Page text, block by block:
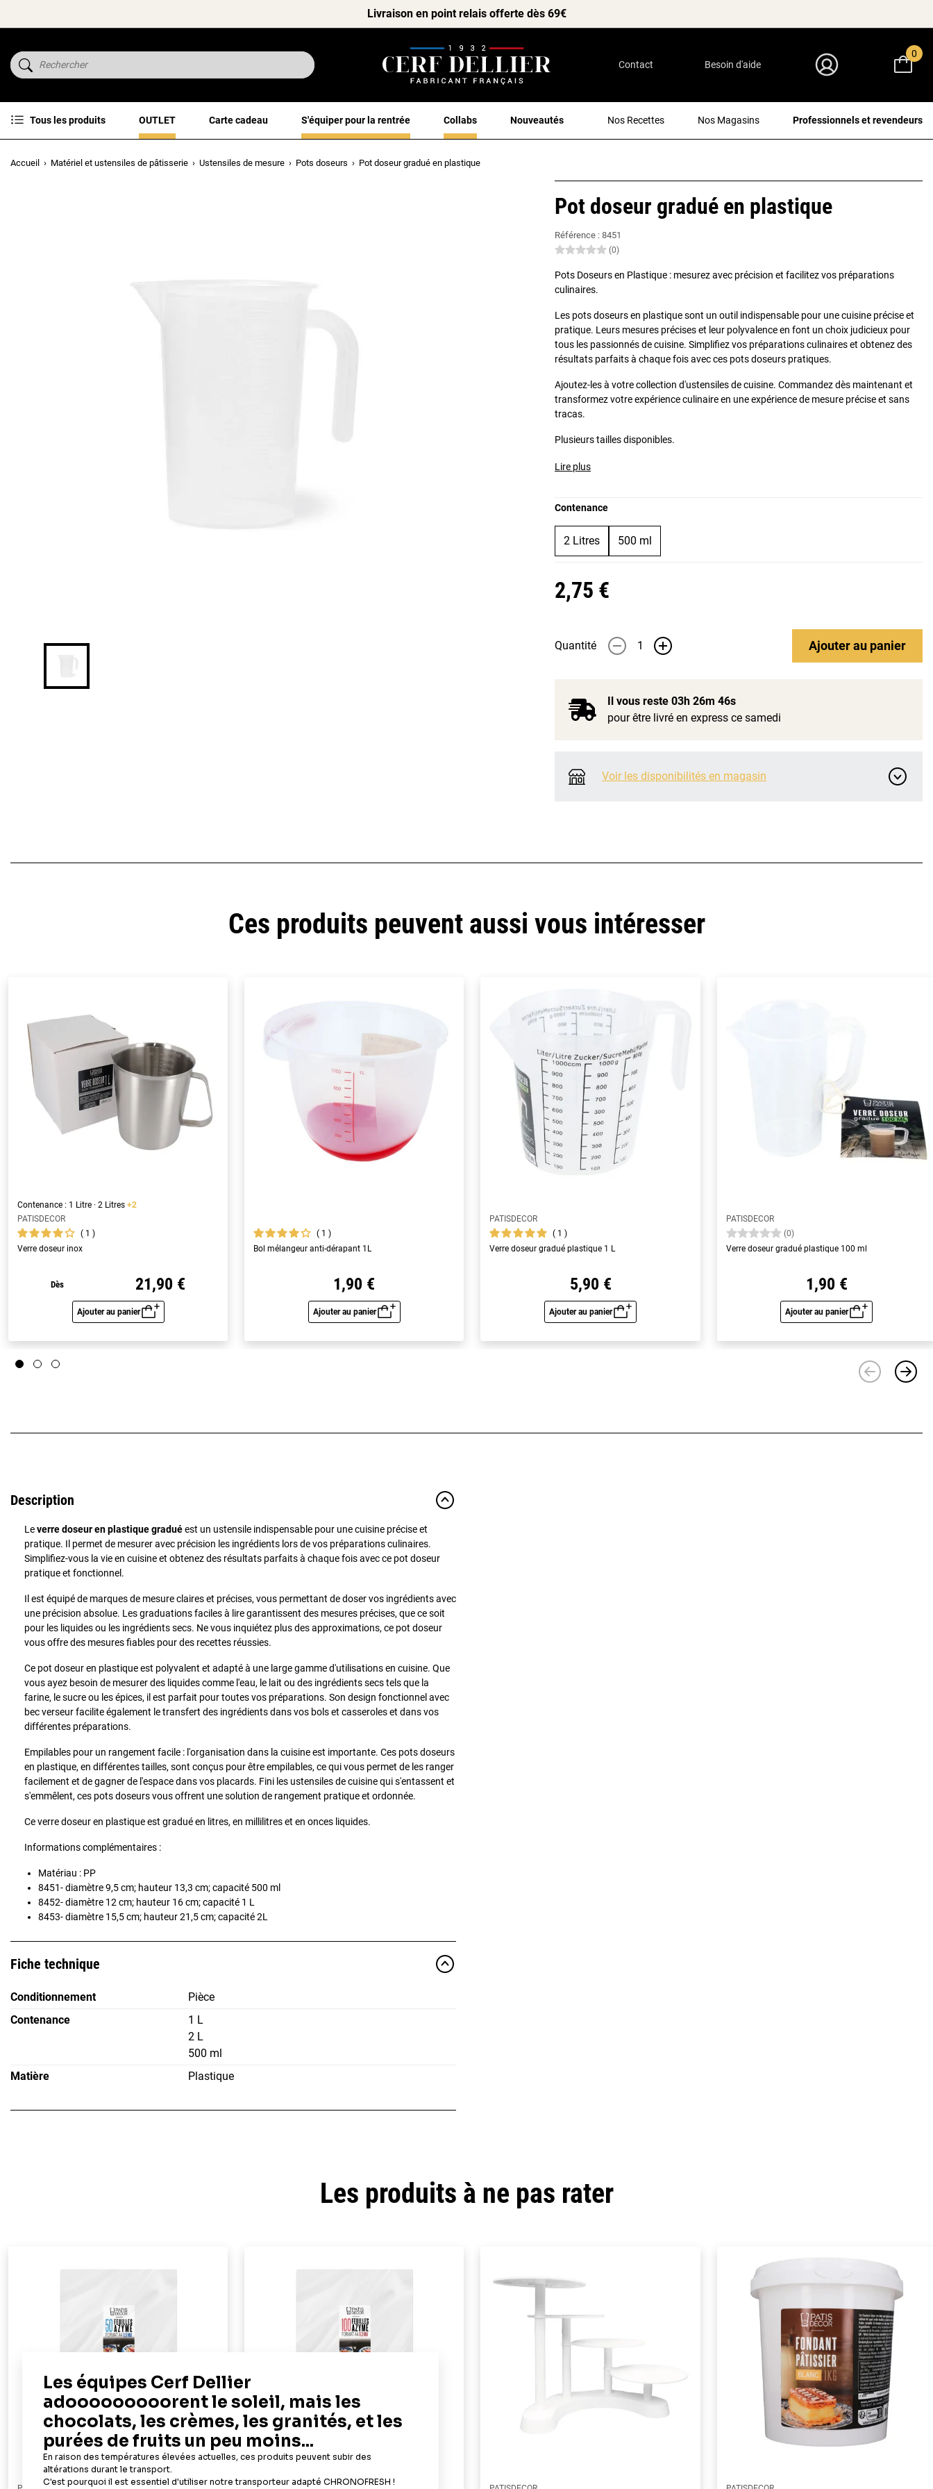
Livraison en point relais offerte dès 69€
Contact Besoin d'aide
0
Tous les produits OUTLET Carte cadeau S'équiper pour la rentrée Collabs Nouveautés Nos Recettes Nos Magasins Professionnels et revendeurs
Accueil Matériel et ustensiles de pâtisserie Ustensiles de mesure Pots doseurs Pot doseur gradué en plastique
Pot doseur gradué en plastique
Référence : 8451
(0)
Pots Doseurs en Plastique : mesurez avec précision et facilitez vos préparations
culinaires.
Les pots doseurs en plastique sont un outil indispensable pour une cuisine précise et
pratique. Leurs mesures précises et leur polyvalence en font un choix judicieux pour
tous les passionnés de cuisine. Simplifiez vos préparations culinaires et obtenez des
résultats parfaits à chaque fois avec ces pots doseurs pratiques.
Ajoutez-les à votre collection d'ustensiles de cuisine. Commandez dès maintenant et
transformez votre expérience culinaire en une expérience de mesure précise et sans
tracas.
Plusieurs tailles disponibles.
Lire plus
Contenance
2 Litres 500 ml
2,75 €
Quantité - + Ajouterau panier
Il vous reste 03h 26m 45s
pour être livré en express ce samedi
Voir les disponibilités en magasin
Ces produits peuvent aussi vous intéresser
Contenance : 1 Litre · 2 Litres +2
PATISDECOR
1
Verre doseur inox
Dès 21,90 €
Ajouter au panier
Aperçu rapide
1
Bol mélangeur anti-dérapant 1L
1,90 €
Ajouter au panier
Aperçu rapide
PATISDECOR
1
Verre doseur gradué plastique 1 L
5,90 €
Ajouter au panier
Aperçu rapide
PATISDECOR
(0)
Verre doseur gradué plastique 100 ml
1,90 €
Ajouter au panier
Aperçu rapide
Description
Leverre doseur en plastique graduéest un ustensile indispensable pour une cuisine précise et
pratique. Il permet de mesurer avec précision les ingrédients lors de vos préparations culinaires.
Simplifiez-vous la vie en cuisine et obtenez des résultats parfaits à chaque fois avec ce pot doseur
pratique et fonctionnel.
Il est équipé de marques de mesure claires et précises, vous permettant de doser vos ingrédients avec
une précision absolue. Les graduations faciles à lire garantissent des mesures précises, que ce soit
pour les liquides ou les ingrédients secs. Ne vous inquiétez plus des approximations, ce pot doseur
vous offre des mesures fiables pour des recettes réussies.
Ce pot doseur en plastique est polyvalent et adapté à une large gamme d'utilisations en cuisine. Que
vous ayez besoin de mesurer des liquides comme l'eau, le lait ou des ingrédients secs tels que la
farine, le sucre ou les épices, il est parfait pour toutes vos préparations. Son design fonctionnel avec
bec verseur facilite également le transfert des ingrédients dans vos bols et casseroles et dans vos
différentes préparations.
Empilables pour un rangement facile : l'organisation dans la cuisine est importante. Ces pots doseurs
en plastique, en différentes tailles, sont conçus pour être empilables, ce qui vous permet de les ranger
facilement et de gagner de l'espace dans vos placards. Fini les ustensiles de cuisine qui s'entassent et
s'emmêlent, ces pots doseurs vous offrent une solution de rangement pratique et ordonnée.
Ce verre doseur en plastique est gradué en litres, en millilitres et en onces liquides.
Informations complémentaires :
Matériau : PP
8451- diamètre 9,5 cm; hauteur 13,3 cm; capacité 500 ml
8452- diamètre 12 cm; hauteur 16 cm; capacité 1 L
8453- diamètre 15,5 cm; hauteur 21,5 cm; capacité 2L
Fiche technique
Conditionnement
Pièce
Contenance
1 L
2 L
500 ml
Matière
Plastique
Les produits à ne pas rater